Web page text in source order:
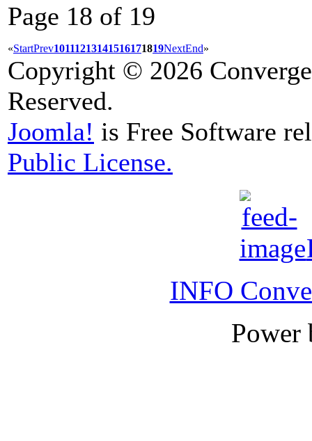
Page 18 of 19
«StartPrev10111213141516171819NextEnd»
Copyright © 2026
Reserved.
Joomla! is Free Software
Public License.
INFO